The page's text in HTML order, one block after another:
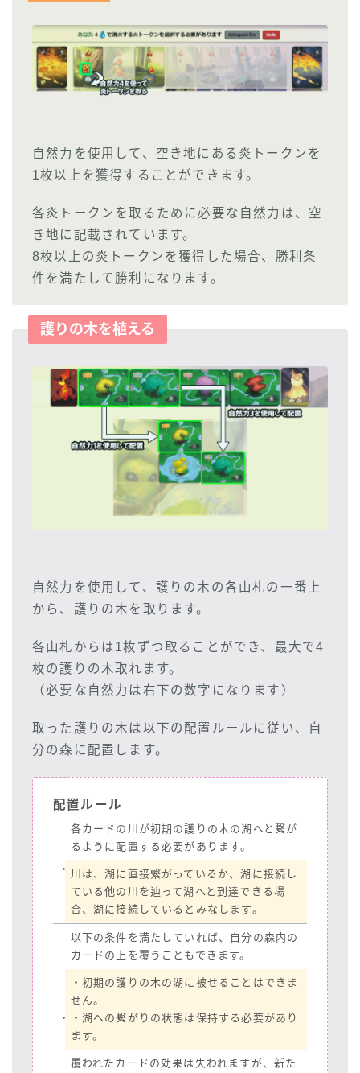
自然力を使用して、空き地にある炎トークンを
1枚以上を獲得することができます。
各炎トークンを取るために必要な自然力は、空
き地に記載されています。
8枚以上の炎トークンを獲得した場合、勝利条
件を満たして勝利になります。
護りの木を植える
自然力を使用して、護りの木の各山札の一番上
から、護りの木を取ります。
各山札からは1枚ずつ取ることができ、最大で4
枚の護りの木取れます。
（必要な自然力は右下の数字になります）
取った護りの木は以下の配置ルールに従い、自
分の森に配置します。
配置ルール
・
各カードの川が初期の護りの木の湖へと繋が
るように配置する必要があります。
川は、湖に直接繋がっているか、湖に接続し
ている他の川を辿って湖へと到達できる場
合、湖に接続しているとみなします。
・
以下の条件を満たしていれば、自分の森内の
カードの上を覆うこともできます。
・初期の護りの木の湖に被せることはできま
せん。
・湖への繋がりの状態は保持する必要があり
ます。
覆われたカードの効果は失われますが、新た